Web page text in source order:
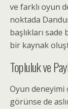
ve farklı oyun
noktada
başlıkları
bir kaynak
Topluluk ve
Oyun
görünse de